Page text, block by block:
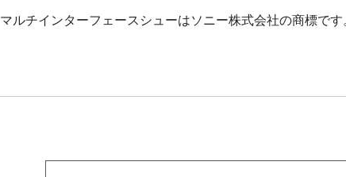
マルチインターフェースシューはソニー株式会社の商標です